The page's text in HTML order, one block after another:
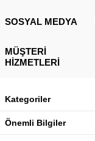
SOSYAL MEDYA
MÜŞTERI
HIZMETLERI
Kategoriler
Önemli Bilgiler